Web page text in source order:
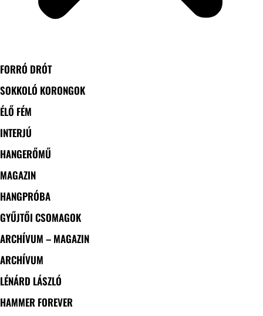
FORRÓ DRÓT
SOKKOLÓ KORONGOK
ÉLŐ FÉM
INTERJÚ
HANGERŐMŰ
MAGAZIN
HANGPRÓBA
GYŰJTŐI CSOMAGOK
ARCHÍVUM – MAGAZIN
ARCHÍVUM
LÉNÁRD LÁSZLÓ
HAMMER FOREVER